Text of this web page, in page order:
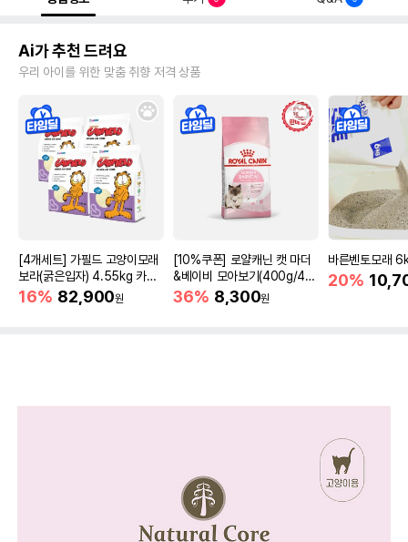
Ai가 추천 드려요
우리 아이를 위한 맞춤 취향 저격 상품
[4개세트] 가필드 고양이모래
보라(굵은입자) 4.55kg 카사
바모래
16% 82,900원
[10%쿠폰] 로얄캐닌 캣 마더
&베이비 모아보기(400g/4/1
0kg)
36% 8,300원
바른벤토모래
20%